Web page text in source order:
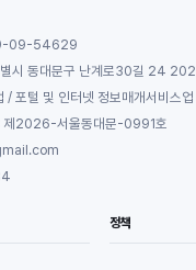
09-54629
별시 동대문구 난계로30길 24
/ 포털 및 인터넷 정보매개서비스업
제2026-서울동대문-0991호
정책